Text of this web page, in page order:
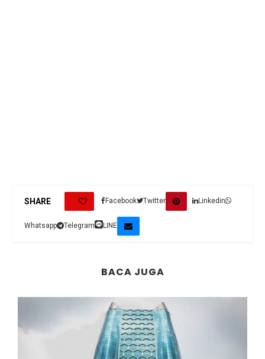
SHARE Facebook Twitter Linkedin
Whatsapp Telegram LINE
BACA JUGA